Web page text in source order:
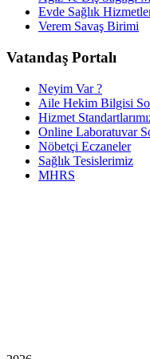
Evde Sağlık
Verem Savaş Birimi
Vatandaş Portalı
Neyim Var ?
Aile Hekim Bilgisi
Hizmet
Online Laboratuvar
Nöbetçi Eczaneler
Sağlık Tesislerimiz
MHRS